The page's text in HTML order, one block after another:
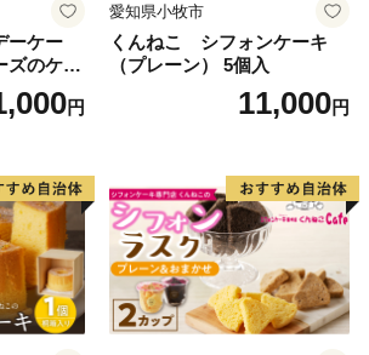
ーケー
ズのケー
ト 洋菓
小牧市
ーキ 日
円
愛知県小牧市
くんねこ シフォンケーキ
（プレーン） 5個入
11,000円